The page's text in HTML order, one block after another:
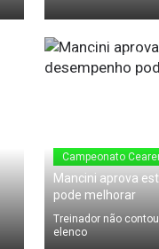
07 de Abril de 2011
Campeonato
Mancini aprova
pode melhorar
Treinador não
elenco